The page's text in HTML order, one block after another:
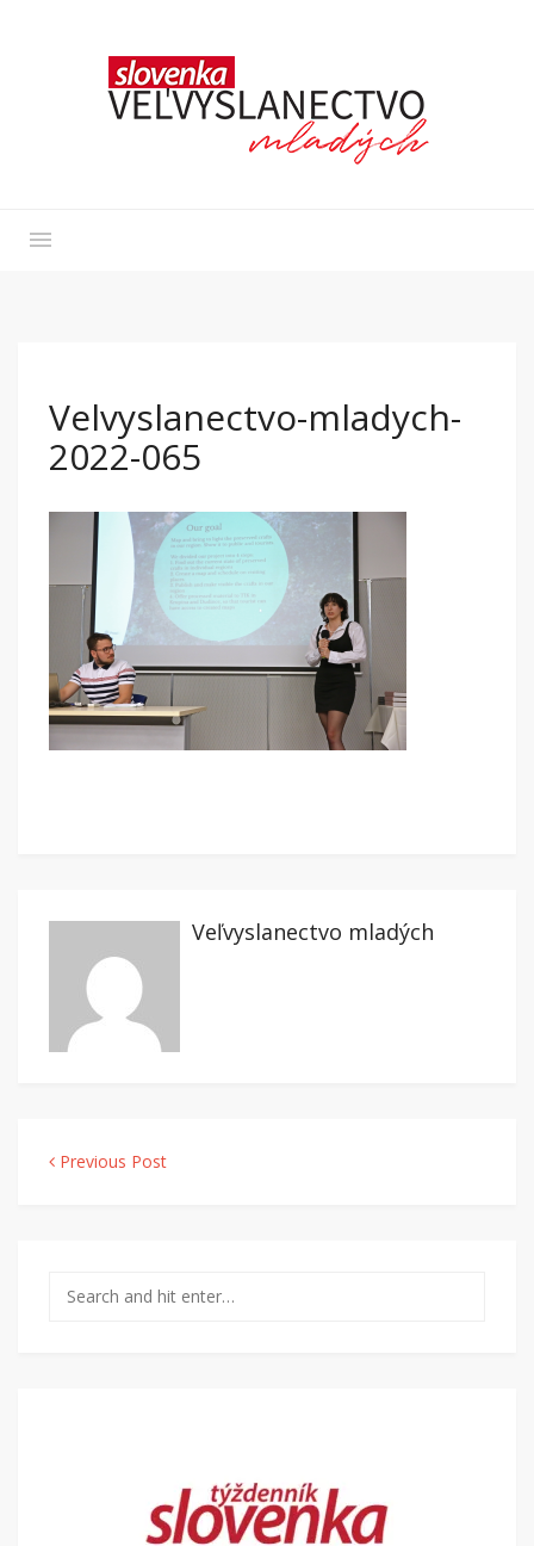
Velvyslanectvo-mladych-
2022-065
Veľvyslanectvo mladých
Navigácia v článku
Previous Post